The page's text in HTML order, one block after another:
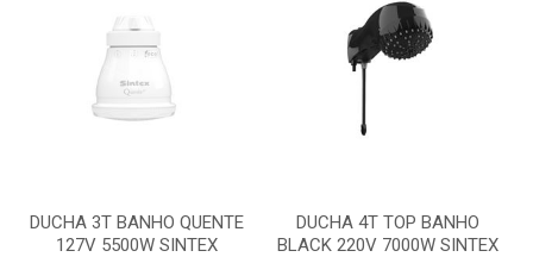
DUCHA 3T BANHO QUENTE
127V 5500W SINTEX
DUCHA 4T TOP BANHO
BLACK 220V 7000W SINTEX